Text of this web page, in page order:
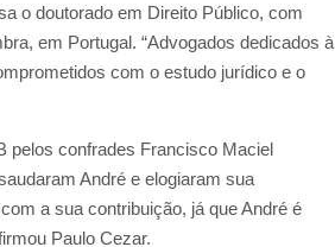
o doutorado em Direito Público, com
em Portugal. “Advogados dedicados à
com o estudo jurídico e o
pelos confrades Francisco Maciel
André e elogiaram sua
a sua contribuição, já que André é
Paulo Cezar.